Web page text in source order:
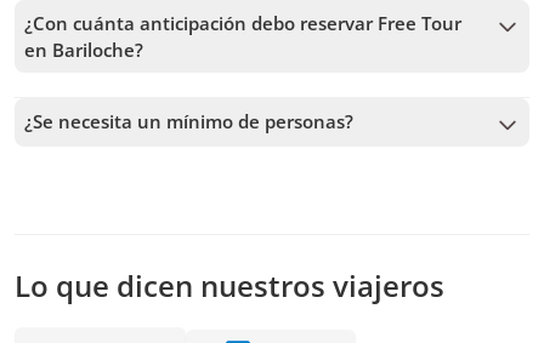
seguir los pasos en el sitio web. En el carrito podrás agregar
más tours antes de confirmar tu reserva.
¿Con cuánta anticipación debo reservar Free Tour
en Bariloche?
disponibilidad. Por lo tanto, recomendamos reservar con la
mayor anticipación posible para asegurar los cupos.
¿Se necesita un mínimo de personas?
Lo que dicen nuestros viajeros